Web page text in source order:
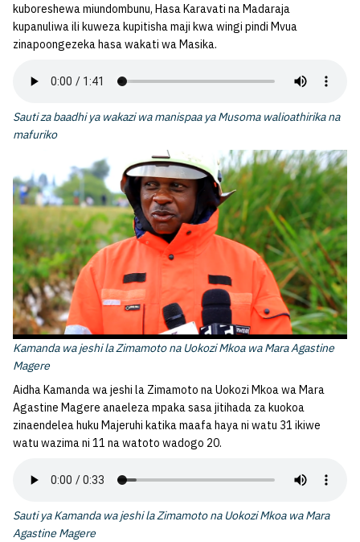
kuboreshewa miundombunu, Hasa Karavati na Madaraja
kupanuliwa ili kuweza kupitisha maji kwa wingi pindi Mvua
zinapoongezeka hasa wakati wa Masika.
Sauti za baadhi ya wakazi wa manispaa ya Musoma walioathirika na
mafuriko
Kamanda wa jeshi la Zimamoto na Uokozi Mkoa wa Mara Agastine
Magere
Aidha Kamanda wa jeshi la Zimamoto na Uokozi Mkoa wa Mara
Agastine Magere anaeleza mpaka sasa jitihada za kuokoa
zinaendelea huku Majeruhi katika maafa haya ni watu 31 ikiwe
watu wazima ni 11 na watoto wadogo 20.
Sauti ya Kamanda wa jeshi la Zimamoto na Uokozi Mkoa wa Mara
Agastine Magere